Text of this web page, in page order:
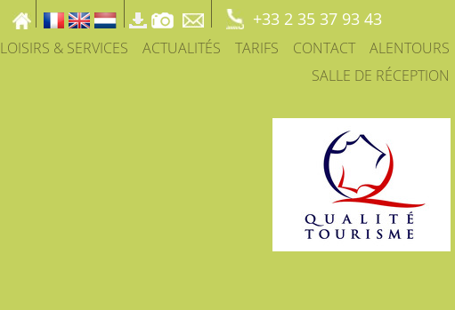
+33 2 35 37 93 43
LOISIRS & SERVICES ACTUALITÉS TARIFS CONTACT
ALENTOURS
SALLE DE RÉCEPTION